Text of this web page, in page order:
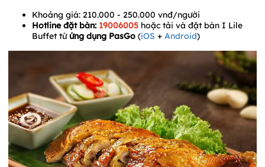
Khoảng giá: 210.000 - 250.000 vnđ/người
Hotline đặt bàn: 19006005 hoặc tải và đặt bàn I Lile
Buffet từứng dụng PasGo (iOS + Android)